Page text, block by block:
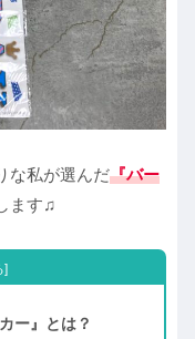
な私が選んだ『バー
ます♫
ー』とは？